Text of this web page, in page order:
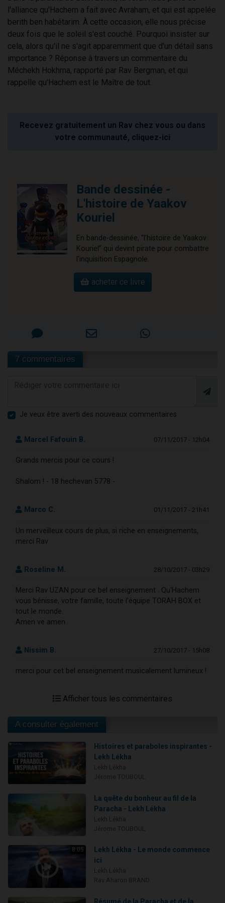
l'alliance qu'Hachem a fait avec Avraham, et qui est appelée
berith ben habétarim. À cette occasion, elle nous précise
deux fois que le soleil s'est couché. Pourquoi insister sur
cela, alors qu'il ne s'agit apparemment que d'un détail sans
importance ? Réponse à travers un commentaire du
Méchekh Hokhma, rapporté par Rav Bergman, et qui
rappelle qu'Hachem est le Maître de tout.
Recevez gratuitement un Rav chez vous ou dans
votre communauté, cliquez-ici
Bande dessinée -
L'histoire de Yaakov
Kouriel
En bande-dessinée, “l’histoire de Yaakov
Kouriel” qui devint pirate pour combattre
l'inquisition Espagnole.
acheter ce livre
7 commentaires
Je veux être averti des nouveaux commentaires
Marcel Fafouin B. 07/11/2017 - 12h04
Grands mercis pour ce cours !
Shalom ! - 18 hechevan 5778 -
Marco C. 01/11/2017 - 21h41
Un merveilleux cours de plus, si riche en enseignements,
merci Rav
Roseline M. 28/10/2017 - 03h29
Merci Rav UZAN pour ce bel enseignement . Qu'Hachem
vous bénisse, votre famille, toute l'équipe TORAH BOX et
tout le monde.
Amen ve amen
Nissim B. 27/10/2017 - 15h08
merci pour cet bel enseignement musicalement lumineux !
Afficher tous les commentaires
A consulter également
Histoires et paraboles inspirantes -
Lekh Lékha
La quête du bonheur au fil de la
Paracha - Lekh Lékha
8:05
Lekh Lékha - Le monde commence
ici
Résumé de la Paracha et de la